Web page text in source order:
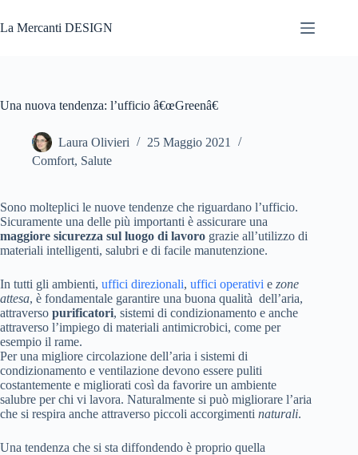
al
contenuto
La Mercanti DESIGN
Una nuova tendenza: l’ufficio â€œGreenâ€
Laura Olivieri
25 Maggio 2021
Comfort, Salute
Sono molteplici le nuove tendenze che riguardano l’ufficio.
Sicuramente una delle più importanti è assicurare una
maggiore sicurezza sul luogo di lavoro grazie all’utilizzo di
materiali intelligenti, salubri e di facile manutenzione.
In tutti gli ambienti, uffici direzionali, uffici operativi e zone
attesa, è fondamentale garantire una buona qualità dell’aria,
attraverso purificatori, sistemi di condizionamento e anche
attraverso l’impiego di materiali antimicrobici, come per
esempio il rame.
Per una migliore circolazione dell’aria i sistemi di
condizionamento e ventilazione devono essere puliti
costantemente e migliorati così da favorire un ambiente
salubre per chi vi lavora. Naturalmente si può migliorare l’aria
che si respira anche attraverso piccoli accorgimenti naturali.
Una tendenza che si sta diffondendo è proprio quella